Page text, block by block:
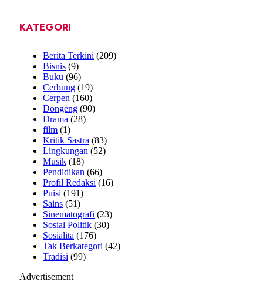
KATEGORI
Berita Terkini (209)
Bisnis (9)
Buku (96)
Cerbung (19)
Cerpen (160)
Dongeng (90)
Drama (28)
film (1)
Kritik Sastra (83)
Lingkungan (52)
Musik (18)
Pendidikan (66)
Profil Redaksi (16)
Puisi (191)
Sains (51)
Sinematografi (23)
Sosial Politik (30)
Sosialita (176)
Tak Berkategori (42)
Tradisi (99)
Advertisement